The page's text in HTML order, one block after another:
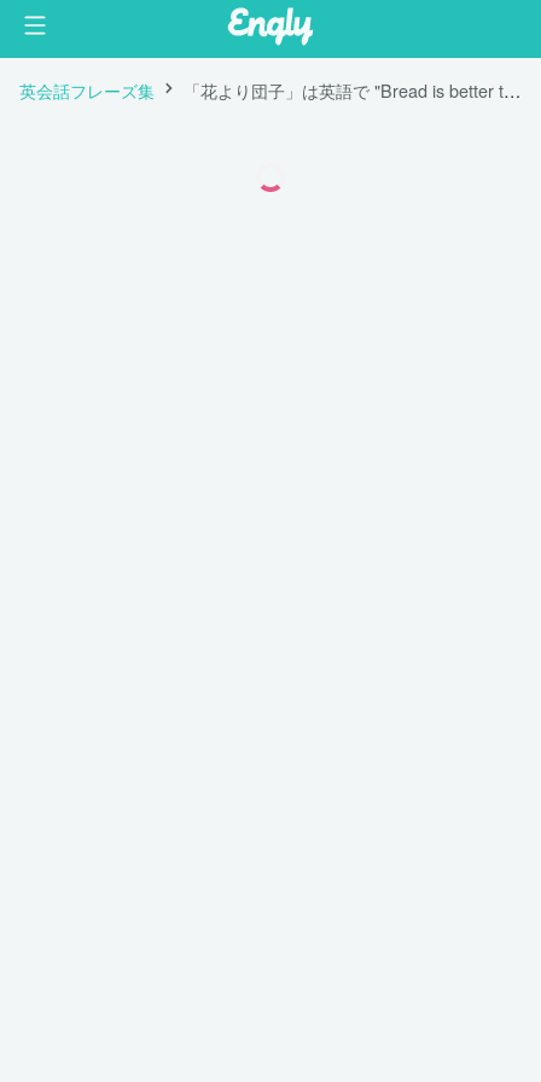
英会話フレーズ集 「花より団子」は英語で "Bread is better than the songs of birds."